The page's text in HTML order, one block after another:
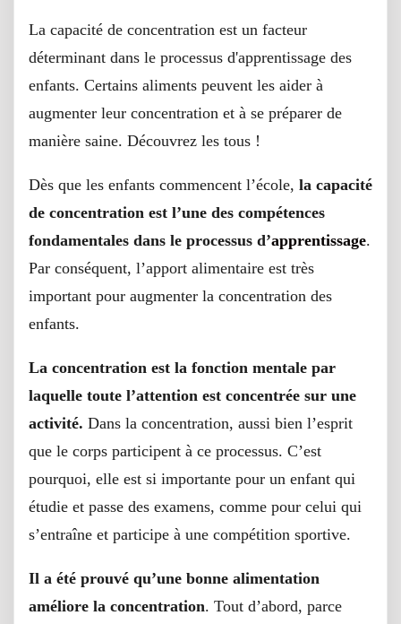
La capacité de concentration est un facteur
déterminant dans le processus d'apprentissage des
enfants. Certains aliments peuvent les aider à
augmenter leur concentration et à se préparer de
manière saine. Découvrez les tous !
Dès que les enfants commencent l’école, la capacité
de concentration est l’une des compétences
fondamentales dans le processus d’apprentissage.
Par conséquent, l’apport alimentaire est très
important pour augmenter la concentration des
enfants.
La concentration est la fonction mentale par
laquelle toute l’attention est concentrée sur une
activité. Dans la concentration, aussi bien l’esprit
que le corps participent à ce processus. C’est
pourquoi, elle est si importante pour un enfant qui
étudie et passe des examens, comme pour celui qui
s’entraîne et participe à une compétition sportive.
Il a été prouvé qu’une bonne alimentation
améliore la concentration. Tout d’abord, parce